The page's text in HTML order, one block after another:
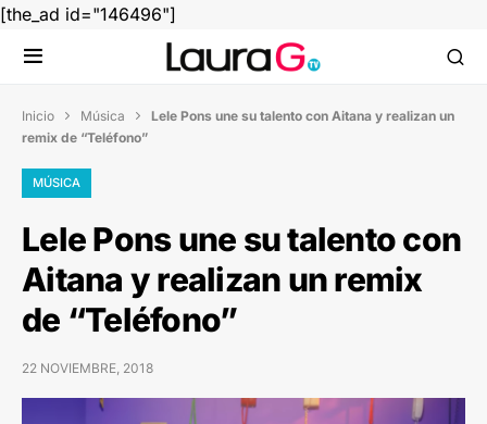
[the_ad id="146496"]
Inicio  Música  Lele Pons une su talento con Aitana y realizan un
remix de “Teléfono”
MÚSICA
Lele Pons une su talento con
Aitana y realizan un remix
de “Teléfono”
22 NOVIEMBRE, 2018